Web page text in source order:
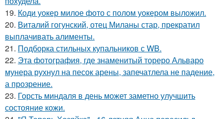
19. Коди уокер милое фото с полом уокером выложил.
20. Виталий гогунский, отец Миланы стар, прекратил
выплачивать алименты.
21. Подборка стильных купальников с WB.
22. Эта фотография, где знаменитый тореро Альваро
мунера рухнул на песок арены, запечатлела не падение,
а прозрение.
23. Горсть миндаля в день может заметно улучшить
состояние кожи.